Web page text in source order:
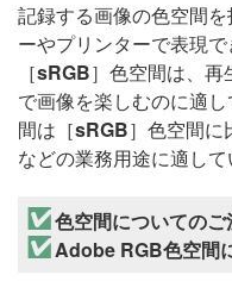
記録する画像の色空間
ーやプリンターで表現で
［sRGB］色空間は、
で画像を楽しむのに適
間は［sRGB］色空間に
などの業務用途に適して
色空間についてのご
Adobe RGB色空間